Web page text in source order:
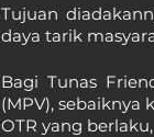
Tujuan
daya tarik
Bagi Tunas
(MPV), sebaiknya
OTR yang